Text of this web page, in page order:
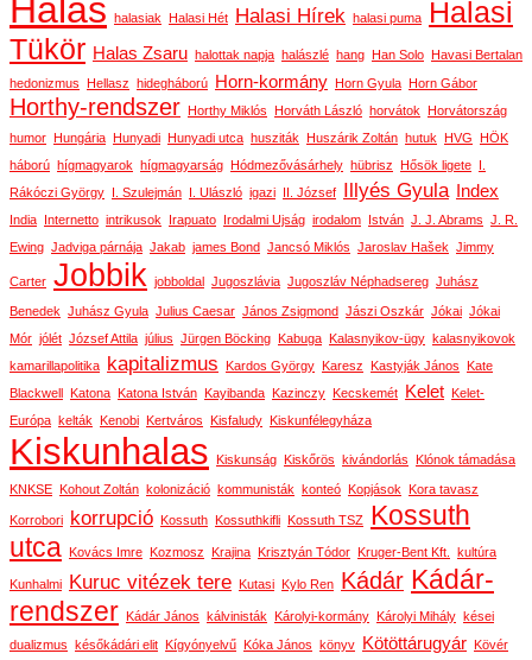
Halas halasiak Halasi Hét Halasi Hírek halasi puma
Halasi
Tükör Halas Zsaru halottak napja halászlé hang Han Solo Havasi Bertalan
hedonizmus Hellasz hidegháború Horn-kormány Horn Gyula Horn Gábor
Horthy-rendszer Horthy Miklós Horváth László horvátok Horvátország
humor Hungária Hunyadi Hunyadi utca husziták Huszárik Zoltán hutuk HVG HÖK
háború hígmagyarok hígmagyarság Hódmezővásárhely hübrisz Hősök ligete I.
Rákóczi György I. Szulejmán I. Ulászló igazi II. József Illyés Gyula Index
India Internetto intrikusok Irapuato Irodalmi Ujság irodalom István J. J. Abrams J. R.
Ewing Jadviga párnája Jakab james Bond Jancsó Miklós Jaroslav Hašek Jimmy
Carter Jobbik jobboldal Jugoszlávia Jugoszláv Néphadsereg Juhász
Benedek Juhász Gyula Julius Caesar János Zsigmond Jászi Oszkár Jókai Jókai
Mór jólét József Attila július Jürgen Böcking Kabuga Kalasnyikov-ügy kalasnyikovok
kamarillapolitika kapitalizmus Kardos György Karesz Kastyják János Kate
Blackwell Katona Katona István Kayibanda Kazinczy Kecskemét Kelet Kelet-
Európa kelták Kenobi Kertváros Kisfaludy Kiskunfélegyháza
Kiskunhalas Kiskunság Kiskőrös kivándorlás Klónok támadása
KNKSE Kohout Zoltán kolonizáció kommunisták konteó Kopjások Kora tavasz
Korrobori korrupció Kossuth Kossuthkifli Kossuth TSZ Kossuth
utca Kovács Imre Kozmosz Krajina Krisztyán Tódor Kruger-Bent Kft. kultúra
Kunhalmi Kuruc vitézek tere Kutasi Kylo Ren Kádár Kádár-
rendszer Kádár János kálvinisták Károlyi-kormány Károlyi Mihály kései
dualizmus későkádári elit Kígyónyelvű Kóka János könyv Kötöttárugyár Kövér